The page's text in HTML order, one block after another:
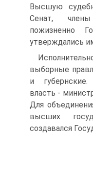
Высшую
Сенат,
пожизненно
утверждались
выборные
и
власть -
Для
высших
создавался